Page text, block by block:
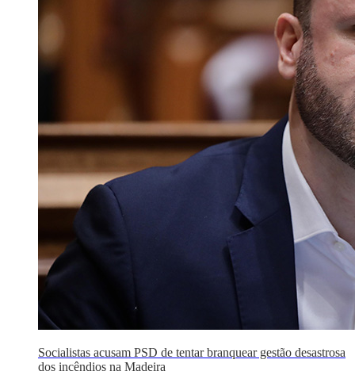
Socialistas acusam PSD de tentar branquear gestão desastrosa
dos incêndios na Madeira